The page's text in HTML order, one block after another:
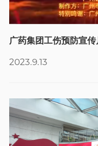
广药集团工伤预防宣
2023.9.13